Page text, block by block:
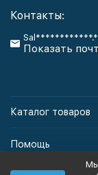
Контакты:
Показать
Каталог товаров
Помощь